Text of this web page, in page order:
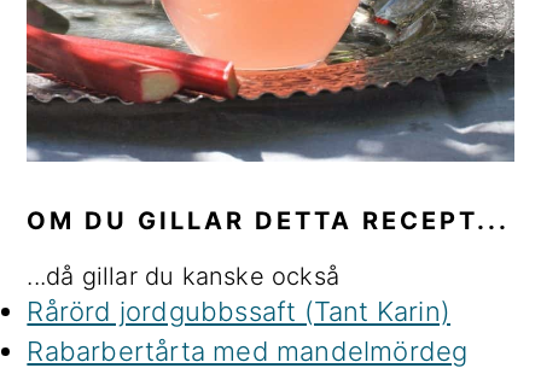
OM DU GILLAR DETTA RECEPT...
...då gillar du kanske också
Rårörd jordgubbssaft (Tant Karin)
Rabarbertårta med mandelmördeg